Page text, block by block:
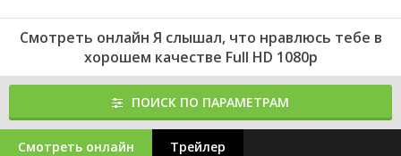
Смотреть онлайн Я слышал, что нравлюсь тебе в
хорошем качестве Full HD 1080p
ПОИСК ПО ПАРАМЕТРАМ
Смотреть онлайн Трейлер